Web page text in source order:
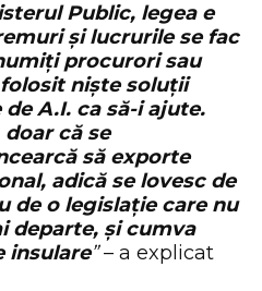
Public, legea e
și lucrurile se fac
procurori sau
niște soluții
A.I. ca să-i ajute.
că se
să exporte
adică se lovesc de
de o legislație care nu
departe, și cumva
insulare”– a explicat